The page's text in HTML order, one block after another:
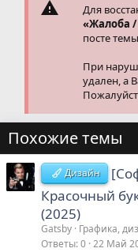
Для
«Жалоба /
посте
При
удален, а
Похожие темы
Дизайн
Красочный
(2025)
Gatsby Графика,
Ответы 0 22 Май